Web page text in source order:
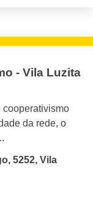
- Vila Luzita
cooperativismo
da rede, o
5252, Vila